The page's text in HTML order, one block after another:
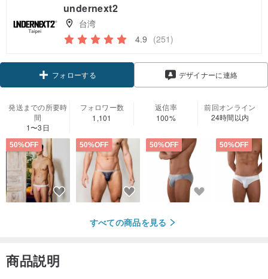
undernext2
台湾
4.9 (251)
フォローする デザイナーに連絡
発送までの所要時
間
1〜3日
フォロワー数
1,101
返信率
100%
前回オンライン
24時間以内
50%OFF 50%OFF 50%OFF 50%OFF
すべての商品を見る
商品説明